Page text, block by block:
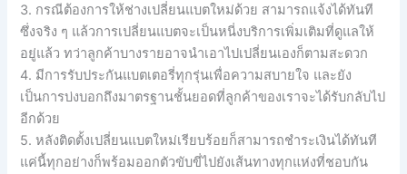
3. กรณีต้องการให้ช่างเปลี่ยนแบตใหม่ด้วย สามารถแจ้งได้ทันที
ซึ่งจริง ๆ แล้วการเปลี่ยนแบตจะเป็นหนี่งบริการเพิ่มเติมที่ดูแลให้
อยู่แล้ว ทว่าลูกค้าบางรายอาจนำเอาไปเปลี่ยนเองก็ตามสะดวก
4. มีการรับประกันแบตเตอรี่ทุกรุ่นเพื่อความสบายใจ และยัง
เป็นการบ่งบอกถึงมาตรฐานชั้นยอดที่ลูกค้าของเราจะได้รับกลับไป
อีกด้วย
5. หลังติดตั้งเปลี่ยนแบตใหม่เรียบร้อยก็สามารถชำระเงินได้ทันที
แค่นี้ทุกอย่างก็พร้อมออกตัวขับขี่ไปยังเส้นทางทุกแห่งที่ชอบกัน